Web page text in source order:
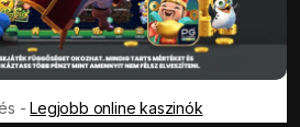
-Legjobb online kaszinók